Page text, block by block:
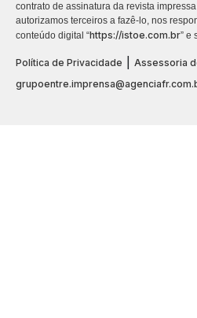
contrato de assinatura da revista
autorizamos terceiros a fazê-lo, nos
conteúdo digital “https://istoe.com.br” e
Política de Privacidade
Assessoria